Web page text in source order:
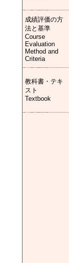
成績評価の方
法と基準
Course
Evaluation
Method and
Criteria
教科書・テキ
スト
Textbook